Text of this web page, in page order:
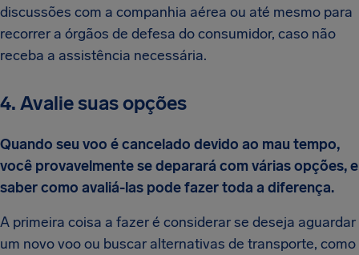
discussões com a companhia aérea ou até mesmo para
recorrer a órgãos de defesa do consumidor, caso não
receba a assistência necessária.
4. Avalie suas opções
Quando seu voo é cancelado devido ao mau tempo,
você provavelmente se deparará com várias opções, e
saber como avaliá-las pode fazer toda a diferença.
A primeira coisa a fazer é considerar se deseja aguardar
um novo voo ou buscar alternativas de transporte, como